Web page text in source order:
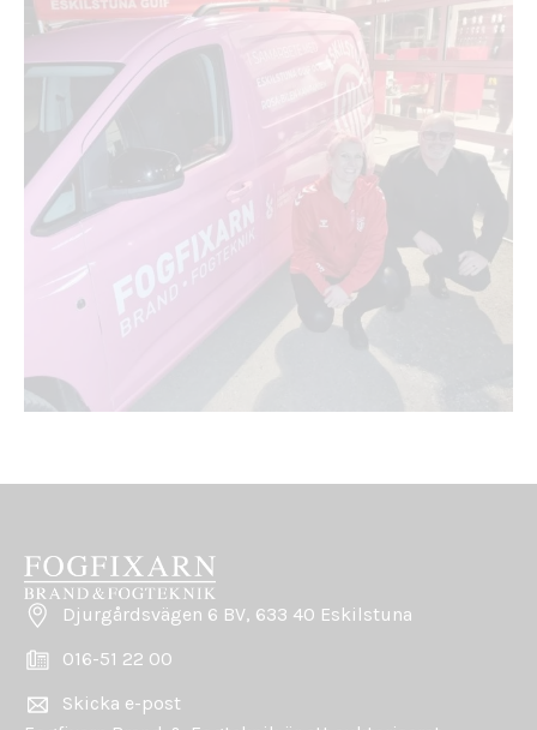
Djurgårdsvägen 6 BV, 633 40 Eskilstuna
016-51 22 00
Skicka e-post